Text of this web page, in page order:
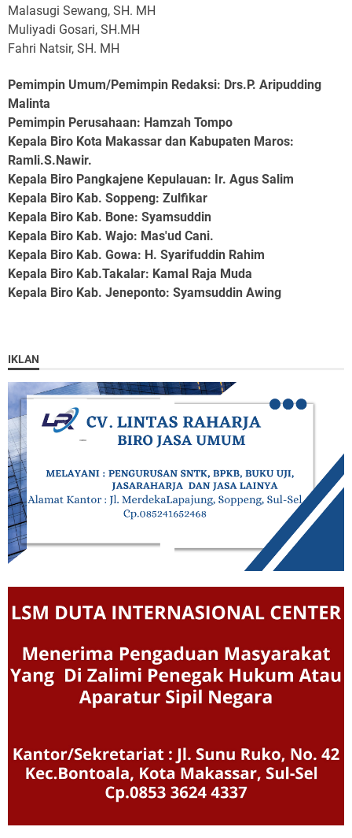
Malasugi Sewang, SH. MH
Muliyadi Gosari, SH.MH
Fahri Natsir, SH. MH
Pemimpin Umum/Pemimpin Redaksi: Drs.P. Aripudding
Malinta
Pemimpin Perusahaan: Hamzah Tompo
Kepala Biro Kota Makassar dan Kabupaten Maros:
Ramli.S.Nawir.
Kepala Biro Pangkajene Kepulauan: Ir. Agus Salim
Kepala Biro Kab. Soppeng: Zulfikar
Kepala Biro Kab. Bone: Syamsuddin
Kepala Biro Kab. Wajo: Mas'ud Cani.
Kepala Biro Kab. Gowa: H. Syarifuddin Rahim
Kepala Biro Kab.Takalar: Kamal Raja Muda
Kepala Biro Kab. Jeneponto: Syamsuddin Awing
IKLAN